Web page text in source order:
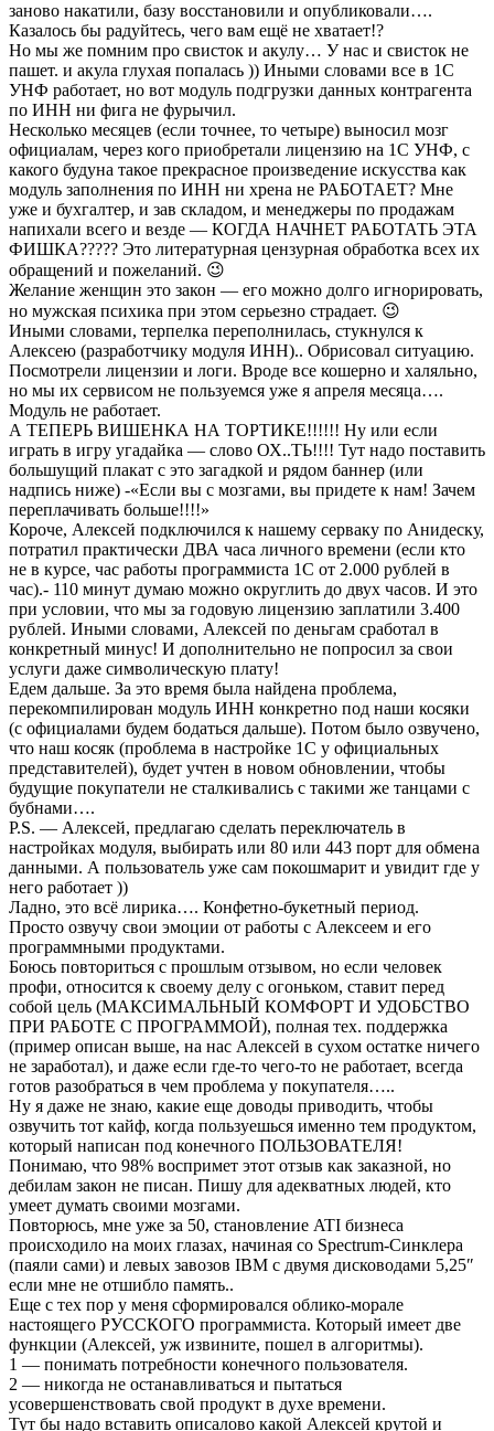
заново накатили, базу восстановили и опубликовали….
Казалось бы радуйтесь, чего вам ещё не хватает!?
Но мы же помним про свисток и акулу… У нас и свисток не
пашет. и акула глухая попалась )) Иными словами все в 1С
УНФ работает, но вот модуль подгрузки данных контрагента
по ИНН ни фига не фурычил.
Несколько месяцев (если точнее, то четыре) выносил мозг
официалам, через кого приобретали лицензию на 1С УНФ, с
какого будуна такое прекрасное произведение искусства как
модуль заполнения по ИНН ни хрена не РАБОТАЕТ? Мне
уже и бухгалтер, и зав складом, и менеджеры по продажам
напихали всего и везде — КОГДА НАЧНЕТ РАБОТАТЬ ЭТА
ФИШКА????? Это литературная цензурная обработка всех их
обращений и пожеланий. 😉
Желание женщин это закон — его можно долго игнорировать,
но мужская психика при этом серьезно страдает. 😉
Иными словами, терпелка переполнилась, стукнулся к
Алексею (разработчику модуля ИНН).. Обрисовал ситуацию.
Посмотрели лицензии и логи. Вроде все кошерно и халяльно,
но мы их сервисом не пользуемся уже я апреля месяца….
Модуль не работает.
А ТЕПЕРЬ ВИШЕНКА НА ТОРТИКЕ!!!!!! Ну или если
играть в игру угадайка — слово ОХ..ТЬ!!!! Тут надо поставить
большущий плакат с это загадкой и рядом баннер (или
надпись ниже) -«Если вы с мозгами, вы придете к нам! Зачем
переплачивать больше!!!!»
Короче, Алексей подключился к нашему серваку по Анидеску,
потратил практически ДВА часа личного времени (если кто
не в курсе, час работы программиста 1С от 2.000 рублей в
час).- 110 минут думаю можно округлить до двух часов. И это
при условии, что мы за годовую лицензию заплатили 3.400
рублей. Иными словами, Алексей по деньгам сработал в
конкретный минус! И дополнительно не попросил за свои
услуги даже символическую плату!
Едем дальше. За это время была найдена проблема,
перекомпилирован модуль ИНН конкретно под наши косяки
(с официалами будем бодаться дальше). Потом было озвучено,
что наш косяк (проблема в настройке 1С у официальных
представителей), будет учтен в новом обновлении, чтобы
будущие покупатели не сталкивались с такими же танцами с
бубнами….
P.S. — Алексей, предлагаю сделать переключатель в
настройках модуля, выбирать или 80 или 443 порт для обмена
данными. А пользователь уже сам покошмарит и увидит где у
него работает ))
Ладно, это всё лирика…. Конфетно-букетный период.
Просто озвучу свои эмоции от работы с Алексеем и его
программными продуктами.
Боюсь повториться с прошлым отзывом, но если человек
профи, относится к своему делу с огоньком, ставит перед
собой цель (МАКСИМАЛЬНЫЙ КОМФОРТ И УДОБСТВО
ПРИ РАБОТЕ С ПРОГРАММОЙ), полная тех. поддержка
(пример описан выше, на нас Алексей в сухом остатке ничего
не заработал), и даже если где-то чего-то не работает, всегда
готов разобраться в чем проблема у покупателя…..
Ну я даже не знаю, какие еще доводы приводить, чтобы
озвучить тот кайф, когда пользуешься именно тем продуктом,
который написан под конечного ПОЛЬЗОВАТЕЛЯ!
Понимаю, что 98% воспримет этот отзыв как заказной, но
дебилам закон не писан. Пишу для адекватных людей, кто
умеет думать своими мозгами.
Повторюсь, мне уже за 50, становление ATI бизнеса
происходило на моих глазах, начиная со Spectrum-Синклера
(паяли сами) и левых завозов IBM с двумя дисководами 5,25″
если мне не отшибло память..
Еще с тех пор у меня сформировался облико-морале
настоящего РУССКОГО программиста. Который имеет две
функции (Алексей, уж извините, пошел в алгоритмы).
1 — понимать потребности конечного пользователя.
2 — никогда не останавливаться и пытаться
усовершенствовать свой продукт в духе времени.
Тут бы надо вставить описалово какой Алексей крутой и